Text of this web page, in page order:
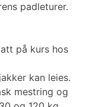
padleturer.
på kurs hos
kan leies.
mestring og